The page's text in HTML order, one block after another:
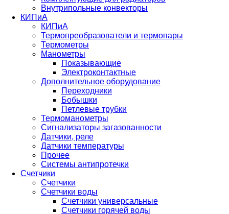
Внутрипольные конвекторы
КИПиА
КИПиА
Термопреобразователи и термопары
Термометры
Манометры
Показывающие
Электроконтактные
Дополнительное оборудование
Переходники
Бобышки
Петлевые трубки
Термоманометры
Сигнализаторы загазованности
Датчики, реле
Датчики температуры
Прочее
Системы антипротечки
Счетчики
Счетчики
Счетчики воды
Счетчики универсальные
Счетчики горячей воды